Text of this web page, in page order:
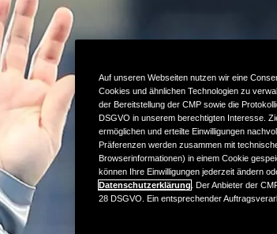
Auf unseren Webseiten nutzen wir eine
Cookies und ähnlichen Technologien zu
der Bereitstellung der CMP sowie die
DSGVO in unserem berechtigten Interesse.
ermöglichen und erteilte Einwilligungen
Präferenzen werden zusammen mit
Browserinformationen) in einem Cookie
können Ihre Einwilligungen jederzeit ändern
Datenschutzerklärung . Der Anbieter der
28 DSGVO. Ein entsprechender